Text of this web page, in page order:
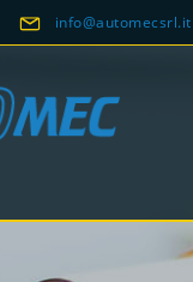
info@automecsrl.it